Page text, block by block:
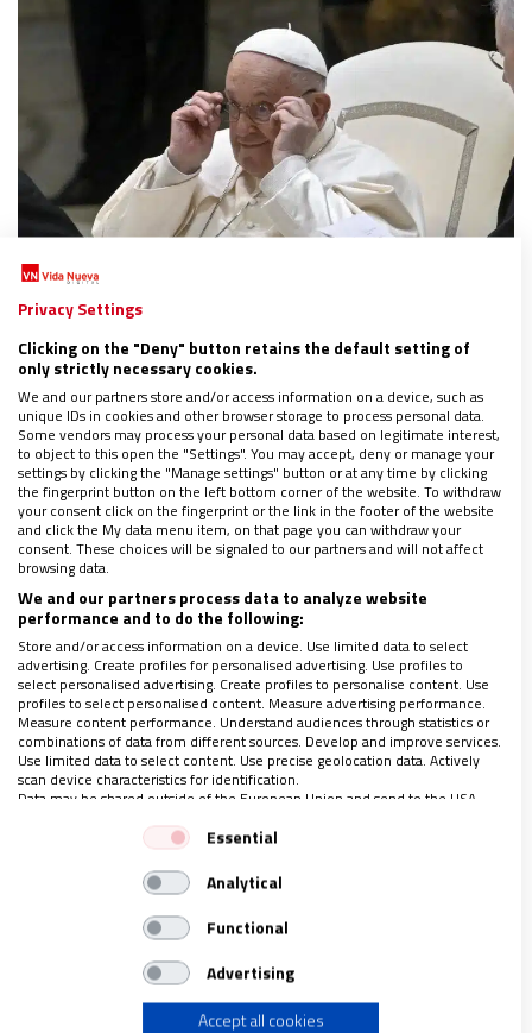
AMÉRICA
El Papa exhorta a la Iglesia en Guatemala a
“‘eucaristizar’, anunciando la buena noticia”
18/07/2024|MIROSLAVA LÓPEZ
Los católicos de ese país celebran el Congreso Nacional
Eucarístico por los 500 de evangelización, por lo que el
Pontífice pide “continuar ahondando en la espiritualidad
eucarística”
El cardenal Ramazzini podría ser detenido
por denunciar abusos de poder en Guatemala
MIROSLAVA LÓPEZ
Privacy Settings
Clicking on the "Deny" button retains the default setting of
only strictly necessary cookies.
We and our partners store and/or access information on a device, such as
unique IDs in cookies and other browser storage to process personal data.
Some vendors may process your personal data based on legitimate interest,
to object to this open the "Settings". You may accept, deny or manage your
settings by clicking the "Manage settings" button or at any time by clicking
the fingerprint button on the left bottom corner of the website. To withdraw
your consent click on the fingerprint or the link in the footer of the website
and click the My data menu item, on that page you can withdraw your
consent. These choices will be signaled to our partners and will not affect
browsing data.
We and our partners process data to analyze website
performance and to do the following:
Store and/or access information on a device. Use limited data to select
advertising. Create profiles for personalised advertising. Use profiles to
select personalised advertising. Create profiles to personalise content. Use
profiles to select personalised content. Measure advertising performance.
Measure content performance. Understand audiences through statistics or
combinations of data from different sources. Develop and improve services.
Use limited data to select content. Use precise geolocation data. Actively
scan device characteristics for identification.
Data may be shared outside of the European Union and send to the USA.
Your consent and the cookie policy applies solely to this website/app.
View Partner List (1 IAB Vendors)
We use your data for the following purposes:
IAB processing purposes:
Use limited data to select advertising
Essential
Analytical
Functional
Advertising
Accept all cookies